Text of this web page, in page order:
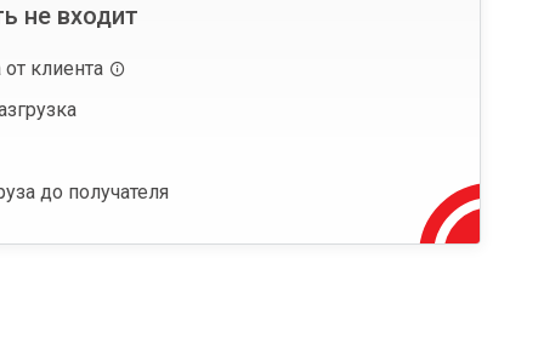
не входит
от клиента
до получателя